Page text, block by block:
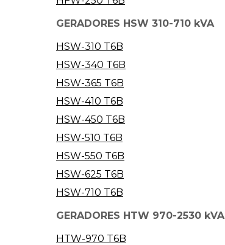
GERADORES HSW 310-710 kVA
HSW-310 T6B
HSW-340 T6B
HSW-365 T6B
HSW-410 T6B
HSW-450 T6B
HSW-510 T6B
HSW-550 T6B
HSW-625 T6B
HSW-710 T6B
GERADORES HTW 970-2530 kVA
HTW-970 T6B